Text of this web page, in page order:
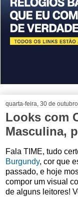
quarta-feira, 30 de
Looks com
Masculina,
Fala TIME, tudo
Burgundy, cor que
passado, e hoje
compor um visual
de alguns leitores!